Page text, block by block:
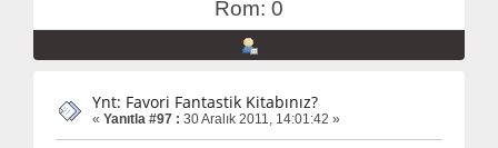
Rom: 0
Ynt: Favori Fantastik Kitabınız?
« Yanıtla #97 : 30 Aralık 2011, 14:01:42 »